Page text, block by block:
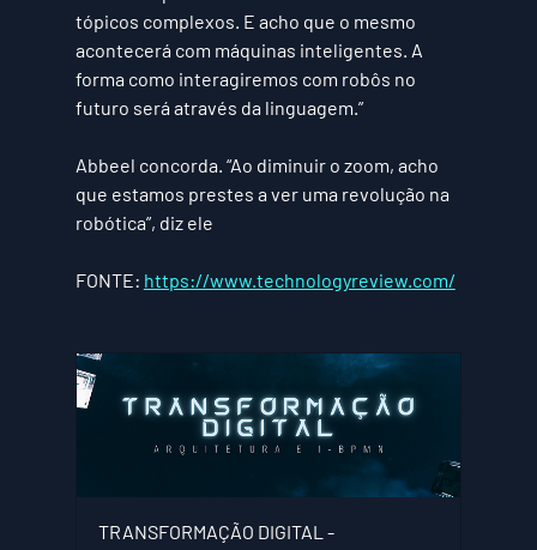
tópicos complexos. E acho que o mesmo
acontecerá com máquinas inteligentes. A
forma como interagiremos com robôs no
futuro será através da linguagem.”
Abbeel concorda. “Ao diminuir o zoom, acho
que estamos prestes a ver uma revolução na
robótica”, diz ele
FONTE: https://www.technologyreview.com/
TRANSFORMAÇÃO DIGITAL -